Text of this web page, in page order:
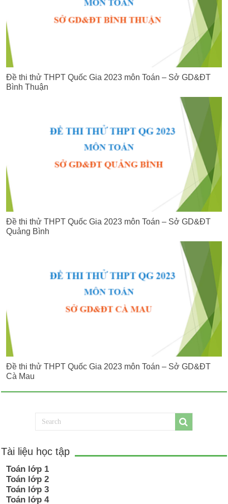
Đề thi thử THPT Quốc Gia 2023 môn Toán – Sở GD&ĐT
Bình Thuận
Đề thi thử THPT Quốc Gia 2023 môn Toán – Sở GD&ĐT
Quảng Bình
Đề thi thử THPT Quốc Gia 2023 môn Toán – Sở GD&ĐT
Cà Mau
Tài liệu học tập
Toán lớp 1
Toán lớp 2
Toán lớp 3
Toán lớp 4